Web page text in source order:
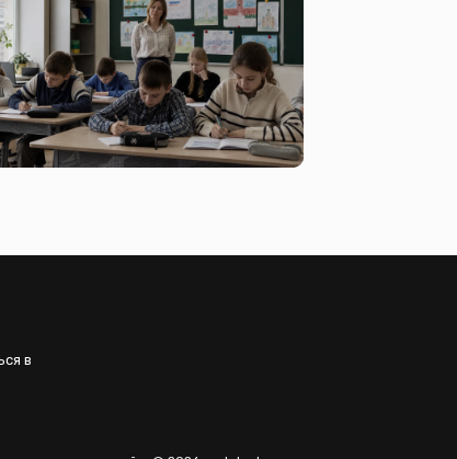
тренды цифровой
и влияние онлайн-сектора
современное общество
Human Behaviour
в